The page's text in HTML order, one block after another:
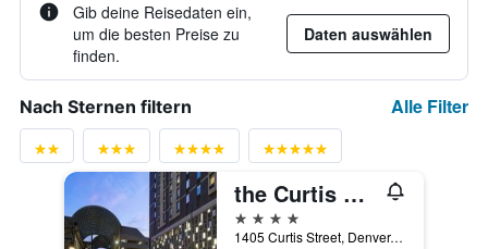
Gib deine Reisedaten ein,
um die besten Preise zu
finden.
Daten auswählen
Nach Sternen filtern Alle Filter
the Curtis Denver - a DoubleTree by Hilton Hotel
4 Sterne
1405 Curtis Street, Denver, CO, USA